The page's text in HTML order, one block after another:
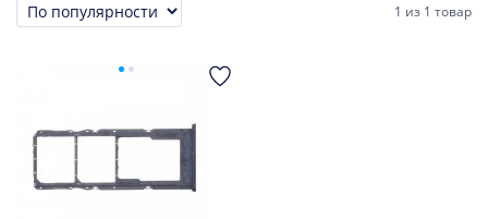
Сортировка 1 из 1 товар